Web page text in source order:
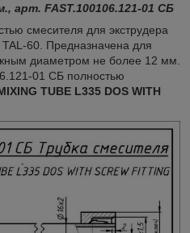
арт. FAST.100106.121-01 СБ
смесителя для экструдера
60. Предназначена для
диаметром не более 12 мм.
01 СБ полностью
TUBE L335 DOS WITH